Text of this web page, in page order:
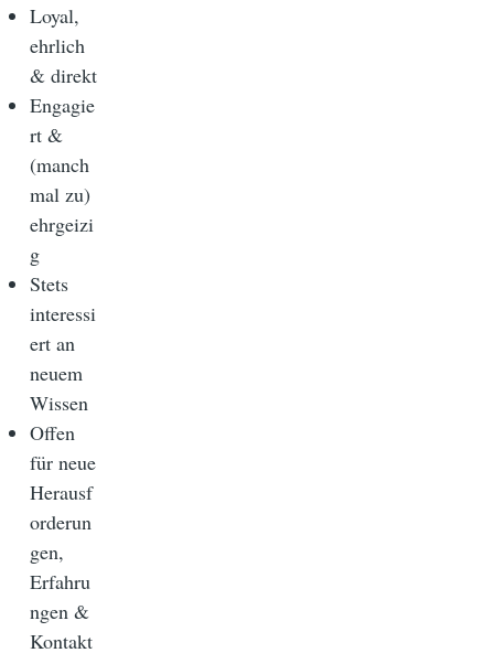
Loyal,
ehrlich
& direkt
Engagie
rt &
(manch
mal zu)
ehrgeizi
g
Stets
interessi
ert an
neuem
Wissen
Offen
für neue
Herausf
orderun
gen,
Erfahru
ngen &
Kontakt